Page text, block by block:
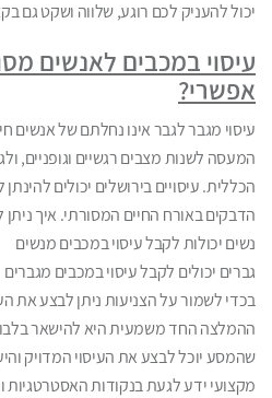
יכול להעניק לכם רוגע, שלווה ושקט גם
עיסוי במכבים לאנשים
אפשרי?
עיסוי מגבר לגבר אינו נחלתם של אנשים
המעסה לשנות מצבים רגשיים וגופניים,
הכללית. עיסויים בירושלים יכולים
הדבקים באורח החיים המסורתי. איך
נשים יכולות לקבל עיסוי במכבים מנשים
גברים יכולים לקבל עיסוי במכבים מגברים
בכדי לשמור על הצניעות ניתן לבצע את
ההמלצה החד משמעית היא להישאר
שהמסע יוכל לבצע את העיסוי המדויק
מקצועי ידע לגעת בנקודות האסטרטגיות